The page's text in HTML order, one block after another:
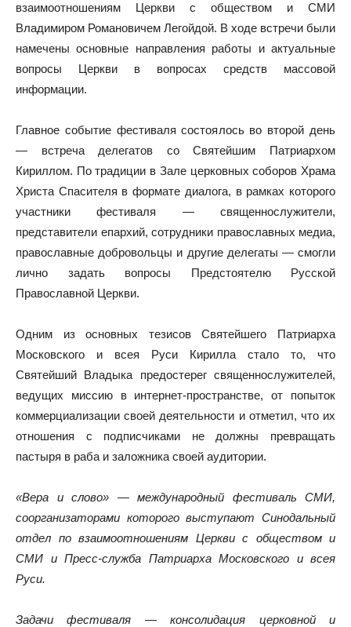
взаимоотношениям Церкви с обществом и СМИ
Владимиром Романовичем Легойдой. В ходе встречи были
намечены основные направления работы и актуальные
вопросы Церкви в вопросах средств массовой
информации.
Главное событие фестиваля состоялось во второй день
— встреча делегатов со Святейшим Патриархом
Кириллом. По традиции в Зале церковных соборов Храма
Христа Спасителя в формате диалога, в рамках которого
участники фестиваля — священнослужители,
представители епархий, сотрудники православных медиа,
православные добровольцы и другие делегаты — смогли
лично задать вопросы Предстоятелю Русской
Православной Церкви.
Одним из основных тезисов Святейшего Патриарха
Московского и всея Руси Кирилла стало то, что
Святейший Владыка предостерег священнослужителей,
ведущих миссию в интернет-пространстве, от попыток
коммерциализации своей деятельности и отметил, что их
отношения с подписчиками не должны превращать
пастыря в раба и заложника своей аудитории.
«Вера и слово» — международный фестиваль СМИ,
соорганизаторами которого выступают Синодальный
отдел по взаимоотношениям Церкви с обществом и
СМИ и Пресс-служба Патриарха Московского и всея
Руси.
Задачи фестиваля — консолидация церковной и